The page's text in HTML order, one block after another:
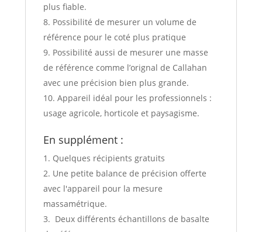
plus fiable.
Possibilité de mesurer un volume de
référence pour le coté plus pratique
Possibilité aussi de mesurer une masse
de référence comme l’orignal de Callahan
avec une précision bien plus grande.
Appareil idéal pour les professionnels :
usage agricole, horticole et paysagisme.
En supplément :
Quelques récipients gratuits
Une petite balance de précision offerte
avec l'appareil pour la mesure
massamétrique.
Deux différents échantillons de basalte